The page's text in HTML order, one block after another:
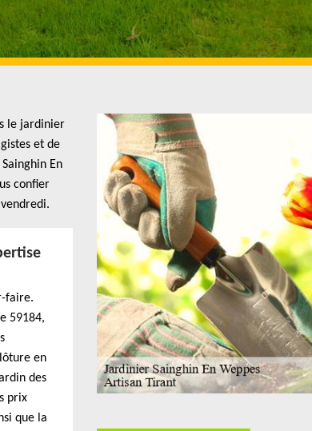
le jardinier
et de
En
confier
faire.
59184,
en
des
prix
que la